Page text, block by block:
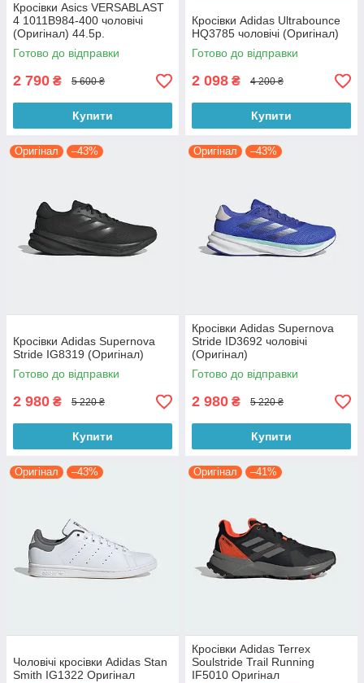
Кросівки Asics VERSABLAST
4 1011B984-400 чоловічі
(Оригінал) 44.5р.
Готово до відправки
2 790 ₴ 5 600 ₴
Купити
Кросівки Adidas Ultrabounce
HQ3785 чоловічі (Оригінал)
Готово до відправки
2 098 ₴ 4 200 ₴
Купити
Оригінал –43%
Кросівки Adidas Supernova
Stride IG8319 (Оригінал)
Готово до відправки
2 980 ₴ 5 220 ₴
Купити
Оригінал –43%
Кросівки Adidas Supernova
Stride ID3692 чоловічі
(Оригінал)
Готово до відправки
2 980 ₴ 5 220 ₴
Купити
Оригінал –43%
Чоловічі кросівки Adidas Stan
Smith IG1322 Оригінал
Оригінал –41%
Кросівки Adidas Terrex
Soulstride Trail Running
IF5010 Оригінал